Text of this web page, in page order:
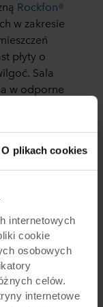
O plikach cookies
internetowych
cookie
osobowych
celów.
internetowe
Rockfon®
w zakresie
płyty o
Sala
w odporne
we
i
echa.
windę. Na
z
placem
79 miejsc
oraz
na
Ze